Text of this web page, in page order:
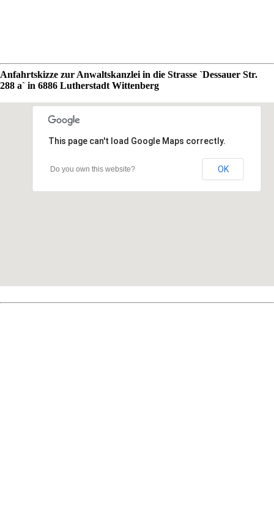
Anfahrtskizze zur Anwaltskanzlei in die Strasse `Dessauer Str.
288 a` in 6886 Lutherstadt Wittenberg
This page can't load Google Maps correctly.
Do you own this website? OK